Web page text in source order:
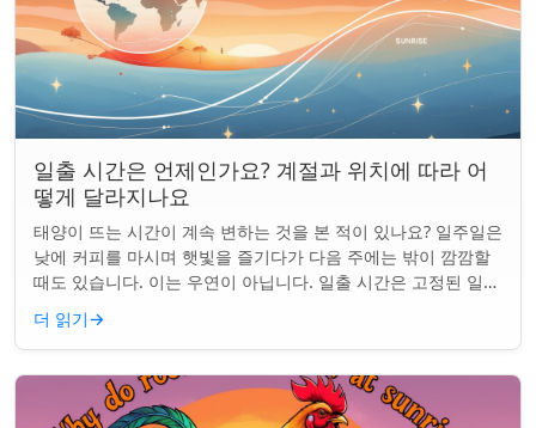
일출 시간은 언제인가요? 계절과 위치에 따라 어
떻게 달라지나요
태양이 뜨는 시간이 계속 변하는 것을 본 적이 있나요? 일주일은
낮에 커피를 마시며 햇빛을 즐기다가 다음 주에는 밖이 깜깜할
때도 있습니다. 이는 우연이 아닙니다. 일출 시간은 고정된 일정
이 아니며 계절과 지구상의 ...
더 읽기→